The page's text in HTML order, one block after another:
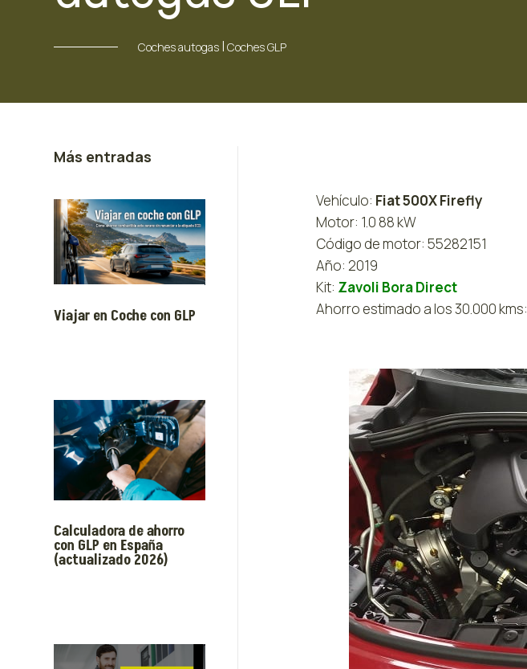
Coches autogas |Coches GLP
Más entradas
Viajar en Coche con GLP
Calculadora de ahorro
con GLP en España
(actualizado 2026)
Vehículo: Fiat 500X Firefly
Motor: 1.0 88 kW
Código de motor: 55282151
Año: 2019
Kit: Zavoli Bora Direct
Ahorro estimado a los 30.000 kms: